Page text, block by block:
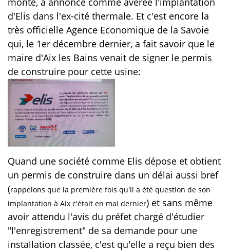
d'Elis dans l'ex-cité thermale. Et c'est encore la
très officielle Agence Economique de la Savoie
qui, le 1er décembre dernier, a fait savoir que le
maire d'Aix les Bains venait de signer le permis
de construire pour cette usine:
Quand une société comme Elis dépose et obtient
un permis de construire dans un délai aussi bref
(rappelons que la première fois qu'il a été question de son
implantation à Aix c'était en mai dernier) et sans même
avoir attendu l'avis du préfet chargé d'étudier
"l'enregistrement" de sa demande pour une
installation classée, c'est qu'elle a reçu bien des